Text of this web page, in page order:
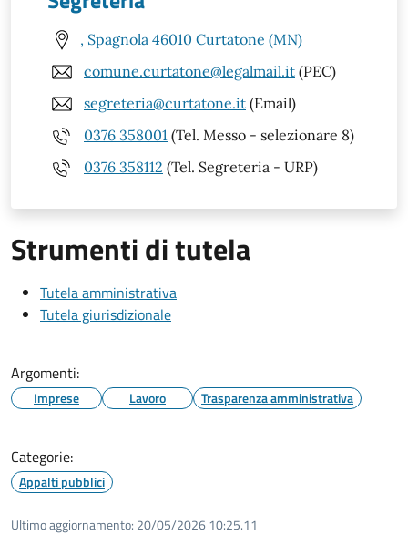
, Spagnola 46010 Curtatone (MN)
comune.curtatone@legalmail.it (PEC)
segreteria@curtatone.it (Email)
0376 358001 (Tel. Messo - selezionare 8)
0376 358112 (Tel. Segreteria - URP)
Strumenti di tutela
Tutela amministrativa
Tutela giurisdizionale
Argomenti:
Imprese Lavoro Trasparenza amministrativa
Categorie:
Appalti pubblici
Ultimo aggiornamento: 20/05/2026 10:25.11